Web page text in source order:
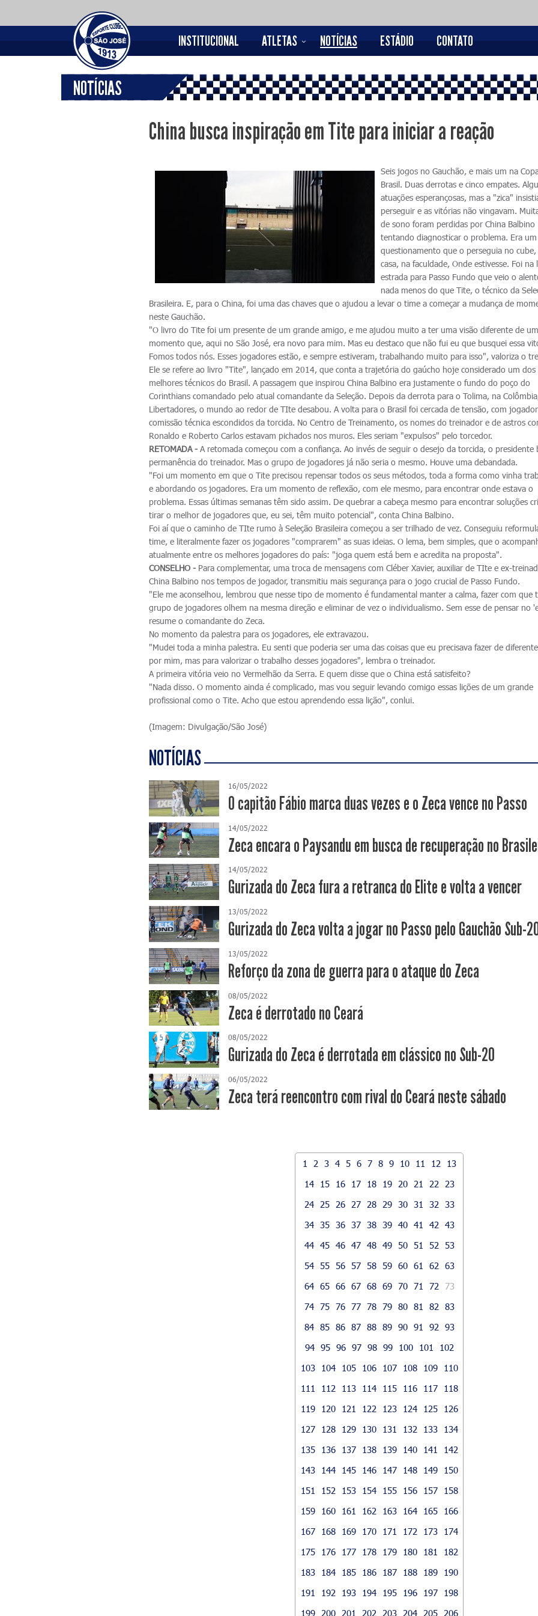
INSTITUCIONAL ATLETAS NOTÍCIAS ESTÁDIO CONTATO
NOTÍCIAS
China busca inspiração em Tite para iniciar a reação
Seis jogos no Gauchão, e mais um na
Brasil. Duas derrotas e cinco empates.
atuações esperançosas, mas a "zica"
perseguir e as vitórias não vingavam.
de sono foram perdidas por China Balbino
tentando diagnosticar o problema. Era um
questionamento que o perseguia no cube,
casa, na faculdade, Onde estivesse. Foi na
estrada para Passo Fundo que veio o
nada menos do que Tite, o técnico da
Brasileira. E, para o China, foi uma das chaves que o ajudou a levar o time a começar a mudança de
neste Gauchão.
"O livro do Tite foi um presente de um grande amigo, e me ajudou muito a ter uma visão diferente de um
momento que, aqui no São José, era novo para mim. Mas eu destaco que não fui eu que busquei essa
Fomos todos nós. Esses jogadores estão, e sempre estiveram, trabalhando muito para isso", valoriza o
Ele se refere ao livro "Tite", lançado em 2014, que conta a trajetória do gaúcho hoje considerado um dos
melhores técnicos do Brasil. A passagem que inspirou China Balbino era justamente o fundo do poço do
Corinthians comandado pelo atual comandante da Seleção. Depois da derrota para o Tolima, na
Libertadores, o mundo ao redor de TIte desabou. A volta para o Brasil foi cercada de tensão, com
comissão técnica escondidos da torcida. No Centro de Treinamento, os nomes do treinador e de astros
Ronaldo e Roberto Carlos estavam pichados nos muros. Eles seriam "expulsos" pelo torcedor.
RETOMADA -A retomada começou com a confiança. Ao invés de seguir o desejo da torcida, o presidente
permanência do treinador. Mas o grupo de jogadores já não seria o mesmo. Houve uma debandada.
"Foi um momento em que o Tite precisou repensar todos os seus métodos, toda a forma como vinha
e abordando os jogadores. Era um momento de reflexão, com ele mesmo, para encontrar onde estava o
problema. Essas últimas semanas têm sido assim. De quebrar a cabeça mesmo para encontrar soluções
tirar o melhor de jogadores que, eu sei, têm muito potencial", conta China Balbino.
Foi aí que o caminho de TIte rumo à Seleção Brasileira começou a ser trilhado de vez. Conseguiu
time, e literalmente fazer os jogadores "comprarem" as suas ideias. O lema, bem simples, que o
atualmente entre os melhores jogadores do país: "joga quem está bem e acredita na proposta".
CONSELHO - Para complementar, uma troca de mensagens com Cléber Xavier, auxiliar de TIte e ex-
China Balbino nos tempos de jogador, transmitiu mais segurança para o jogo crucial de Passo Fundo.
"Ele me aconselhou, lembrou que nesse tipo de momento é fundamental manter a calma, fazer com que
grupo de jogadores olhem na mesma direção e eliminar de vez o individualismo. Sem esse de pensar no
resume o comandante do Zeca.
No momento da palestra para os jogadores, ele extravazou.
"Mudei toda a minha palestra. Eu senti que poderia ser uma das coisas que eu precisava fazer de
por mim, mas para valorizar o trabalho desses jogadores", lembra o treinador.
A primeira vitória veio no Vermelhão da Serra. E quem disse que o China está satisfeito?
"Nada disso. O momento ainda é complicado, mas vou seguir levando comigo essas lições de um grande
profissional como o Tite. Acho que estou aprendendo essa lição", conlui.
(Imagem: Divulgação/São José)
NOTÍCIAS
16/05/2022
O capitão Fábio marca duas vezes e o Zeca vence no Passo
14/05/2022
Zeca encara o Paysandu em busca de recuperação no
14/05/2022
Gurizada do Zeca fura a retranca do Elite e volta a vencer
13/05/2022
Gurizada do Zeca volta a jogar no Passo pelo Gauchão Sub-
13/05/2022
Reforço da zona de guerra para o ataque do Zeca
08/05/2022
Zeca é derrotado no Ceará
08/05/2022
Gurizada do Zeca é derrotada em clássico no Sub-20
06/05/2022
Zeca terá reencontro com rival do Ceará neste sábado
1 2 3 4 5 6 7 8 9 10 11 12
13
14
15 16 17 18 19 20 21 22
23
24
25 26 27 28 29 30 31 32
33
34 35 36 37 38 39 40 41 42
43
44 45 46 47 48 49 50 51 52
53
54 55 56 57 58 59 60 61 62
63
64 65 66 67 68 69 70 71 72
73
74 75 76 77 78 79 80 81 82
83
84 85 86 87 88 89 90 91 92
93
94 95 96 97 98 99 100 101
102
103
104 105 106 107 108 109
110
111
112 113 114 115 116 117
118
119
120 121 122 123 124 125
126
127
128 129 130 131 132 133
134
135
136 137 138 139 140 141
142
143
144 145 146 147 148 149
150
151
152 153 154 155 156 157
158
159
160 161 162 163 164 165
166
167
168 169 170 171 172 173
174
175
176 177 178 179 180 181
182
183
184 185 186 187 188 189
190
191
192 193 194 195 196 197
198
199
200 201 202 203 204 205
206